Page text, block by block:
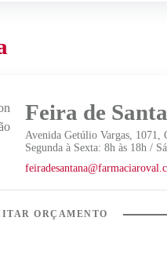
Feira de
Avenida Getúlio Vargas, 1071,
Segunda à Sexta: 8h às 18h /
ORÇAMENTO